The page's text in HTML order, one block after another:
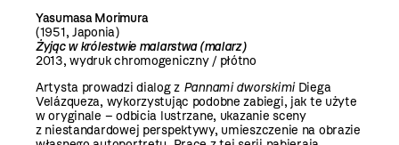
Yasumasa Morimura
(1951, Japonia)
Żyjąc w królestwie malarstwa (malarz)
2013, wydruk chromogeniczny / płótno
Artysta prowadzi dialog z Pannami dworskimiDiega
Velázqueza, wykorzystując podobne zabiegi, jak te użyte
w oryginale – odbicia lustrzane, ukazanie sceny
z niestandardowej perspektywy, umieszczenie na obrazie